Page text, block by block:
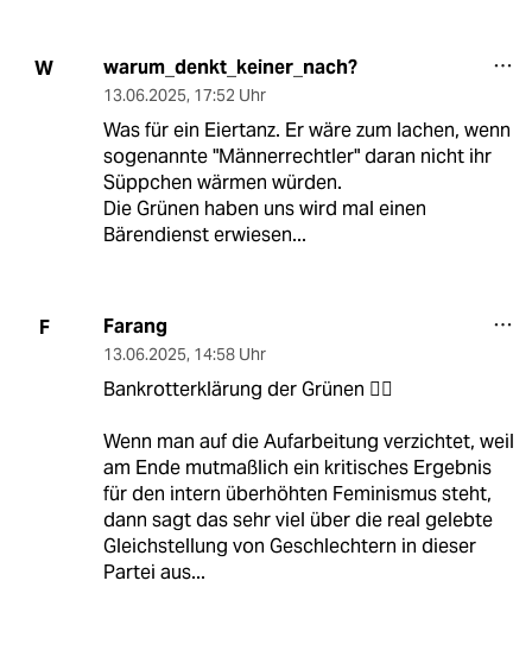
W warum_denkt_keiner_nach?
13.06.2025, 17:52 Uhr
Was für ein Eiertanz. Er wäre zum lachen, wenn
sogenannte "Männerrechtler" daran nicht ihr
Süppchen wärmen würden.
Die Grünen haben uns wird mal einen
Bärendienst erwiesen...
F Farang
13.06.2025, 14:58 Uhr
Bankrotterklärung der Grünen 🤷‍♂️
Wenn man auf die Aufarbeitung verzichtet, weil
am Ende mutmaßlich ein kritisches Ergebnis
für den intern überhöhten Feminismus steht,
dann sagt das sehr viel über die real gelebte
Gleichstellung von Geschlechtern in dieser
Partei aus...